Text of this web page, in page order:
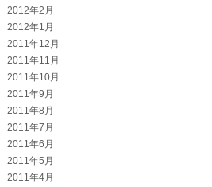
2012年2月
2012年1月
2011年12月
2011年11月
2011年10月
2011年9月
2011年8月
2011年7月
2011年6月
2011年5月
2011年4月